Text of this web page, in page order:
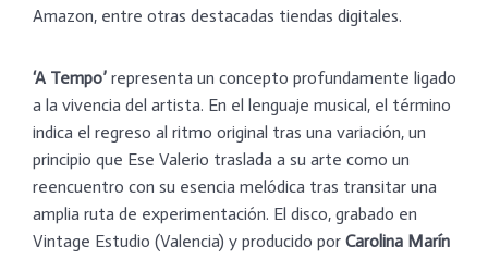
Amazon, entre otras destacadas tiendas digitales.
‘A Tempo’ representa un concepto profundamente ligado
a la vivencia del artista. En el lenguaje musical, el término
indica el regreso al ritmo original tras una variación, un
principio que Ese Valerio traslada a su arte como un
reencuentro con su esencia melódica tras transitar una
amplia ruta de experimentación. El disco, grabado en
Vintage Estudio (Valencia) y producido por Carolina Marín